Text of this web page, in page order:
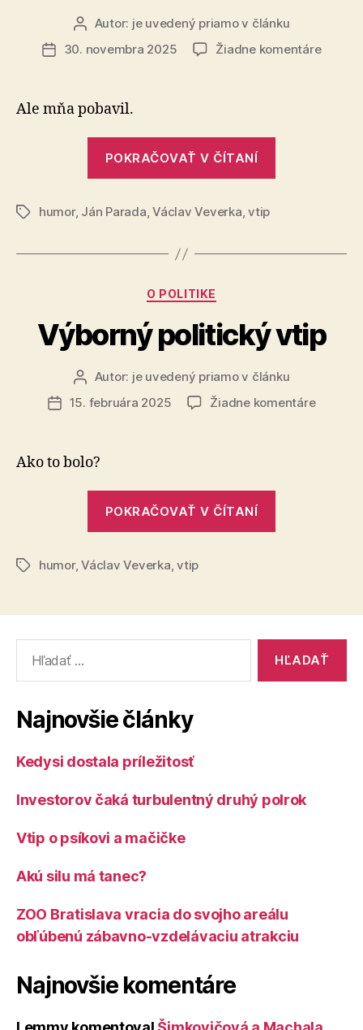
AutorAutor: je uvedený priamo v článku
Dátum30. novembra 2025 Žiadne komentárena
Ale mňa pobavil.
POKRAČOVAŤ V ČÍTANÍ
humor“
Značkyhumor, Ján Parada,Václav Veverka,vtip
Kategórie
O POLITIKE
Výborný politický vtip
Autor
článku
Autor: je uvedený priamo v článku
Dátum
15. februára 2025 Žiadne komentárena
Ako to bolo?
POKRAČOVAŤ V ČÍTANÍ
Značkyhumor,Václav Veverka,vtip
Najnovšie články
Kedysi dostala príležitosť
Investorov čaká turbulentný druhý polrok
Vtip o psíkovi a mačičke
Akú silu má tanec?
ZOO Bratislava vracia do svojho areálu
obľúbenú zábavno-vzdelávaciu atrakciu
Najnovšie komentáre